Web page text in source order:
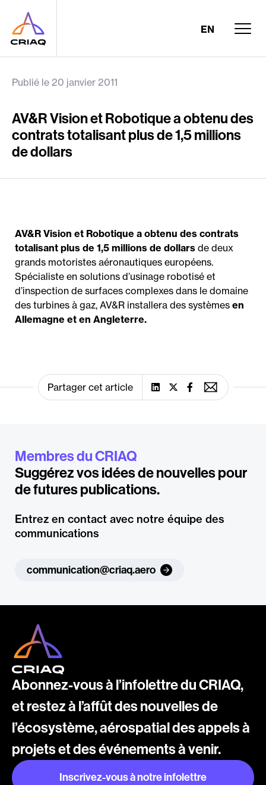
EN
Publié le 20 janvier 2011
AV&R Vision et Robotique a obtenu des
contrats totalisant plus de 1,5 millions
de dollars
AV&R Vision et Robotique a obtenu des contrats
totalisant plus de 1,5 millions de dollars de deux
grands motoristes aéronautiques européens.
Spécialiste en solutions d’usinage robotisé et
d’inspection de surfaces complexes dans le domaine
des turbines à gaz, AV&R installera des systèmes en
Allemagne et en Angleterre.
Partager cet article
Membres du CRIAQ
Suggérez vos idées de nouvelles pour
de futures publications.
Entrez en contact avec notre équipe des
communications
communication@criaq.aero
Abonnez-vous à l’infolettre du CRIAQ,
et restez à l’affût des nouvelles de
l’écosystème, aérospatial des appels à
projets et des événements à venir.
Inscrivez-vous à notre infolettre